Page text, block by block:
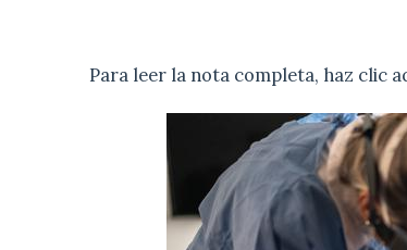
Para leer la nota completa, haz clic